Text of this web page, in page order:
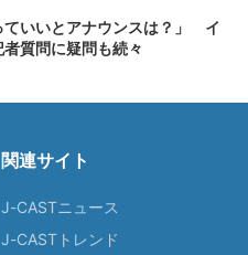
ていいとアナウンスは？」 イ
質問に疑問も続々
関連サイト
J-CASTニュース
J-CASTトレンド